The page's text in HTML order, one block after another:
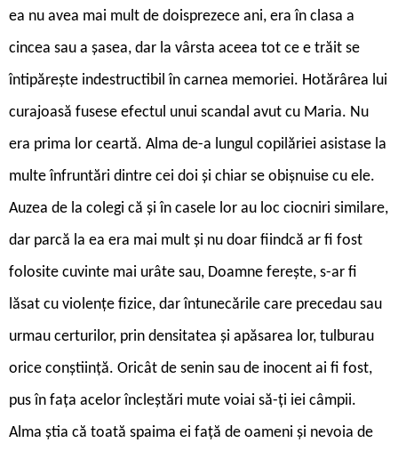
ea nu avea mai mult de doisprezece ani, era în clasa a
cincea sau a șasea, dar la vârsta aceea tot ce e trăit se
întipărește indestructibil în carnea memoriei. Hotărârea lui
curajoasă fusese efectul unui scandal avut cu Maria. Nu
era prima lor ceartă. Alma de-a lungul copilăriei asistase la
multe înfruntări dintre cei doi și chiar se obișnuise cu ele.
Auzea de la colegi că și în casele lor au loc ciocniri similare,
dar parcă la ea era mai mult și nu doar fiindcă ar fi fost
folosite cuvinte mai urâte sau, Doamne ferește, s-ar fi
lăsat cu violențe fizice, dar întunecările care precedau sau
urmau certurilor, prin densitatea și apăsarea lor, tulburau
orice conștiință. Oricât de senin sau de inocent ai fi fost,
pus în fața acelor încleștări mute voiai să-ți iei câmpii.
Alma știa că toată spaima ei față de oameni și nevoia de